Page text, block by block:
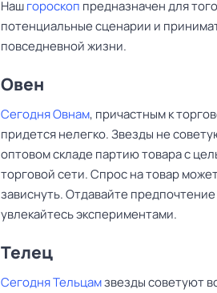
Нашгороскоп предназначен для
потенциальные сценарии и
повседневной жизни.
Овен ‌‌
Сегодня Овнам, причастным к
придется нелегко. Звезды не
оптовом складе партию товара с
торговой сети. Спрос на товар
зависнуть. Отдавайте
увлекайтесь экспериментами.
Телец
Сегодня Тельцамзвезды советуют